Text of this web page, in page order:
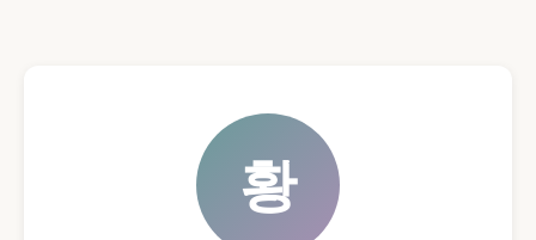
황